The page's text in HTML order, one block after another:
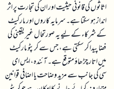
اثاثوں کی قانونی حیثیت اور ان کی تجارت پر اثر
انداز ہو سکتا ہے۔ سرمایہ کاروں اور مارکیٹ
کے شرکاء کے لیے یہ صورتحال غیر یقینی کی
فضا پیدا کر سکتی ہے، جس سے کرپٹو مارکیٹ
میں اتار چڑھاؤ متوقع ہے۔ آئندہ، ایس ای
سی کی جانب سے مزید وضاحت یا اضافی قوانین